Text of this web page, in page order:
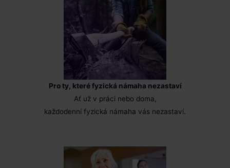
Pro ty, které fyzická námaha nezastaví
Ať už v práci nebo doma,
každodenní fyzická námaha vás nezastaví.